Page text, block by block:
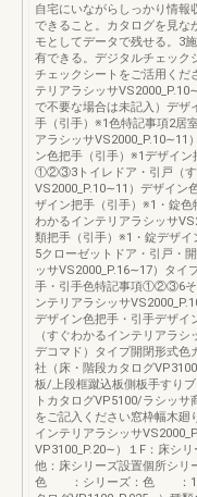
自宅にいながらしっかり情報
できること。カタログを見な
モとしてデータで残せる。3
有できる。デジタルチェック
チェックシートをご活用くだ
テリアラシッサ
で不要な場合は未記入）デザ
手（引手）※1色特記事項2居
アラシッサVS2000_P.10∼11
ン色把手（引手）※1デザイ
①②③3トイレドア・引戸（す
VS2000_P.10∼11）デザイン
ザイン把手（引手）※1・錠
わかるインテリアラシッサ
類把手（引手）※1・錠デザ
5クローゼットドア・引戸・
ッサVS2000_P.16∼17）タイ
手・引手色特記事項①②③6そ
ンテリアラシッサ
デザイン色把手・引手デザイ
（すぐわかるインテリアラ
デコマド）タイプ開閉形式色
社（床・階段カタログ
板/上段框蹴込板側板手すり
トカタログVP5100/ラシッ
をご記入ください窓枠幅木廻
インテリアラシッサ
VP3100_P.20∼）１F：床シ
他：床シリーズ設置個所シ
色 ：シリーズ：色 ：12